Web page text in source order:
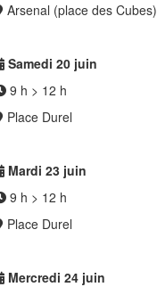
Arsenal (place des Cubes)
Samedi 20 juin
9 h > 12 h
Place Durel
Mardi 23 juin
9 h > 12 h
Place Durel
Mercredi 24 juin